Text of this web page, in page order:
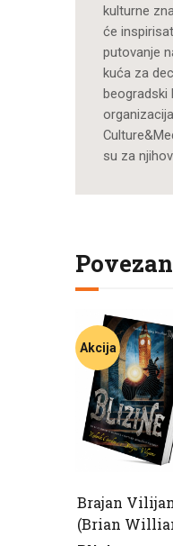
kulturne
će
putovanje
kuća za
beogradski
su za
Akcija
Brajan
(Brian